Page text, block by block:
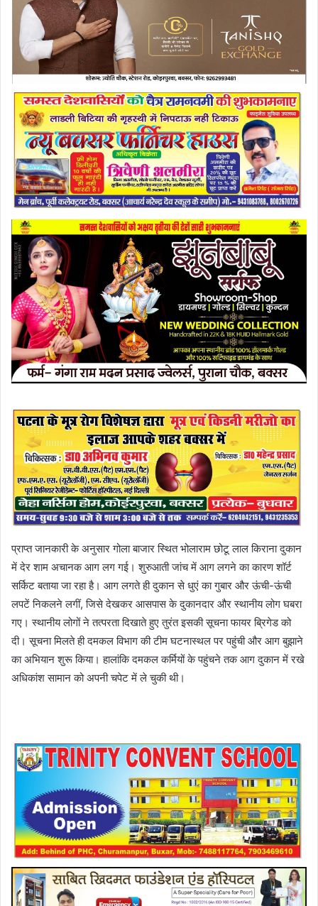
प्राप्त जानकारी के अनुसार गोला बाजार स्थित भोलाराम छोटू लाल किराना दुकान
में देर शाम अचानक आग लग गई। शुरुआती जांच में आग लगने का कारण शॉर्ट
सर्किट बताया जा रहा है। आग लगते ही दुकान से धुएं का गुबार और ऊंची-ऊंची
लपटें निकलने लगीं, जिसे देखकर आसपास के दुकानदार और स्थानीय लोग घबरा
गए। स्थानीय लोगों ने तत्परता दिखाते हुए तुरंत इसकी सूचना फायर ब्रिगेड को
दी। सूचना मिलते ही दमकल विभाग की टीम घटनास्थल पर पहुंची और आग बुझाने
का अभियान शुरू किया। हालांकि दमकल कर्मियों के पहुंचने तक आग दुकान में रखे
अधिकांश सामान को अपनी चपेट में ले चुकी थी।